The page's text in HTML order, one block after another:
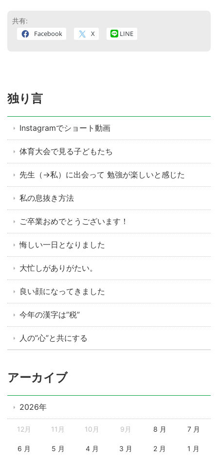
共有:
Facebook X LINE
独り言
Instagramでショート動画
体育大会で見る子どもたち
先生（→私）に出会って 勉強が楽しいと感じた
私の息抜き方法
ご卒業おめでとうございます！
悔しい一日となりました
大忙しがありがたい。
良い顔になってきました
今年の漢字は”税”
人の”心”と共にする
アーカイブ
2026年
12月 11月 10月 9月 8 月 7 月
6 月 5 月 4 月 3 月 2 月 1 月